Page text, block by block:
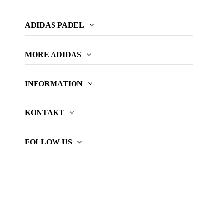
ADIDAS PADEL
MORE ADIDAS
INFORMATION
KONTAKT
FOLLOW US